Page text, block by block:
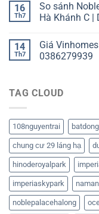
16
Th7
So sánh
Hà Khánh C
14
Th7
Giá
0386279939
TAG CLOUD
108nguyentrai
chung cư 29 láng hạ
hinoderoyalpark
imperiaskypark
noblepalacehalong